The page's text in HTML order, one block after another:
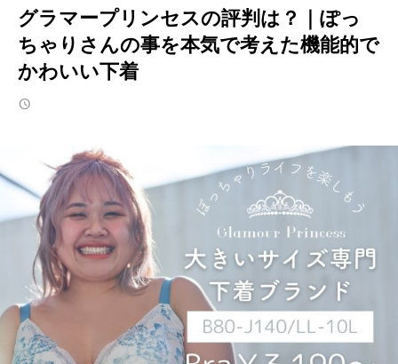
グラマープリンセスの評判は？｜ぽっ
ちゃりさんの事を本気で考えた機能的で
かわいい下着